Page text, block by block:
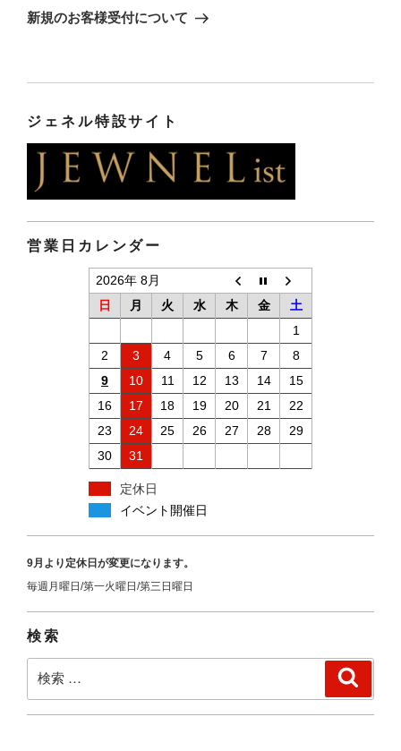
ゲ
ョ
ン
稿
の
新規のお客様受付について
ジェネル特設サイト
営業日カレンダー
2026年 8月
日
月 火 水 木 金
土
1
2
3 4 5 6 7
8
9
10 11 12 13 14
15
16
17 18 19 20 21
22
23
24 25 26 27 28
29
30
31
定休日
イベント開催日
9月より定休日が変更になります。
毎週月曜日/第一火曜日/第三日曜日
検索
検